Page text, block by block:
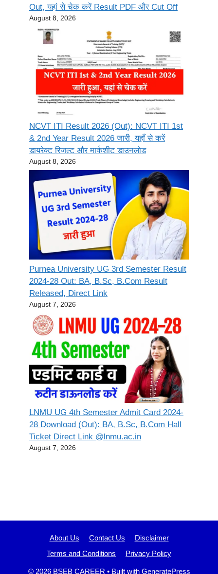
Out, यहां से चेक करें Result PDF और Cut Off
August 8, 2026
NCVT ITI Result 2026 (Out): NCVT ITI 1st
& 2nd Year Result 2026 जारी, यहाँ से करें
डायरेक्ट रिजल्ट और मार्कशीट डाउनलोड
August 8, 2026
Purnea University UG 3rd Semester Result
2024-28 Out: BA, B.Sc, B.Com Result
Released, Direct Link
August 7, 2026
LNMU UG 4th Semester Admit Card 2024-
28 Download (Out): BA, B.Sc, B.Com Hall
Ticket Direct Link @lnmu.ac.in
August 7, 2026
About Us Contact Us
Disclaimer
Terms and Conditions
Privacy Policy
© 2026 BSEB CAREER • Built with GeneratePress